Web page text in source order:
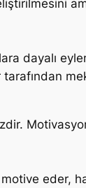
dayalı
eder,